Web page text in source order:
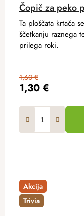
Čopič za peko
1,30 €
1,60 €
Ta ploščata krtača
ščetkanju raznega
prilega roki.
Akcija
Trivia